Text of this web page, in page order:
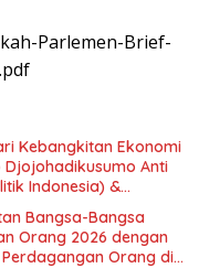
Parlemen-Brief-
Kebangkitan Ekonomi
Djojohadikusumo Anti
Indonesia) &
Undang Perekonomian
Menata Bangsa
Bangsa-Bangsa
Orang 2026 dengan
Orang di